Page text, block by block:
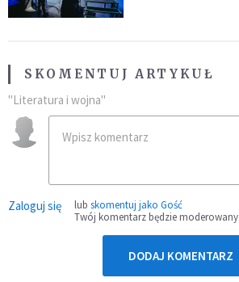
SKOMENTUJ ARTYKUŁ
"Literatura i wojna"
Zaloguj się lub skomentuj jako Gość
Twój komentarz będzie moderowany
DODAJ KOMENTARZ